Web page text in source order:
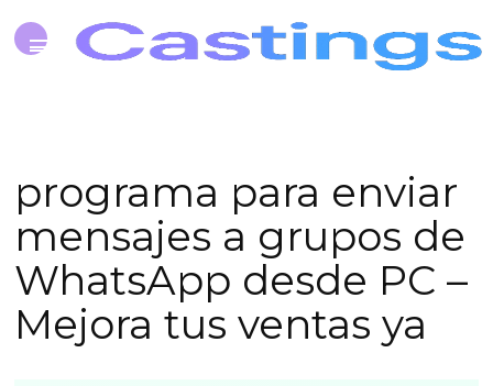
programa para enviar
mensajes a grupos de
WhatsApp desde PC –
Mejora tus ventas ya